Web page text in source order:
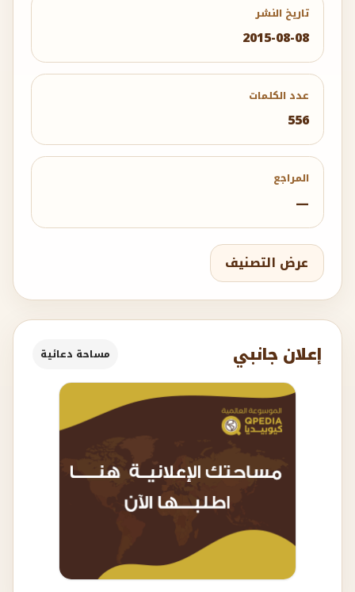
تاريخ النشر
2015-08-08
عدد الكلمات
556
المراجع
—
عرض التصنيف
إعلان جانبي مساحة دعائية